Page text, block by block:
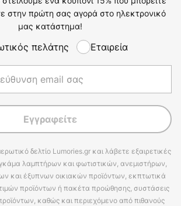
στην πρώτη σας αγορά στο ηλεκτρονικό
μας κατάστημα!
πελάτης Εταιρεία
Εγγραφείτε
δελτίο Lumories.gr και λάβετε εξαιρετικές
λαμπτήρων και φωτιστικών, ανεμιστήρων,
και έξυπνων οικιακών προϊόντων, εκπτωτικά
προϊόντων ή πακέτα προώθησης, συστάσεις
καθώς και περιεχόμενο από πιθανούς